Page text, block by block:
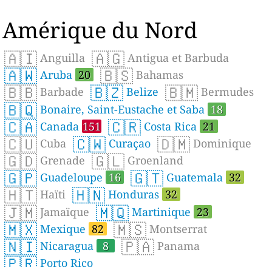
Amérique du Nord
🇦🇮 Anguilla 🇦🇬 Antigua et Barbuda
🇦🇼 Aruba 20 🇧🇸 Bahamas
🇧🇧 Barbade 🇧🇿 Belize 🇧🇲 Bermudes
🇧🇶 Bonaire, Saint-Eustache et Saba 18
🇨🇦 Canada 151 🇨🇷 Costa Rica 21
🇨🇺 Cuba 🇨🇼 Curaçao 🇩🇲 Dominique
🇬🇩 Grenade 🇬🇱 Groenland
🇬🇵 Guadeloupe 16 🇬🇹 Guatemala 32
🇭🇹 Haïti 🇭🇳 Honduras 32
🇯🇲 Jamaïque 🇲🇶 Martinique 23
🇲🇽 Mexique 82 🇲🇸 Montserrat
🇳🇮 Nicaragua 8 🇵🇦 Panama
Porto Rico